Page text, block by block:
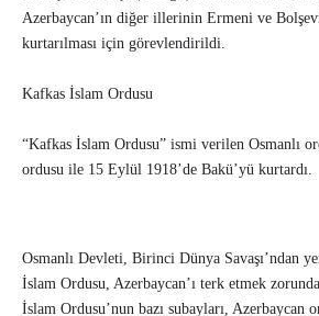
Azerbaycan’ın diğer illerinin Ermeni ve
kurtarılması için görevlendirildi.
Kafkas İslam Ordusu
“Kafkas İslam Ordusu” ismi verilen Osmanlı
ordusu ile 15 Eylül 1918’de Bakü’yü kurtardı.
Osmanlı Devleti, Birinci Dünya Savaşı’ndan
İslam Ordusu, Azerbaycan’ı terk etmek
İslam Ordusu’nun bazı subayları, Azerbaycan